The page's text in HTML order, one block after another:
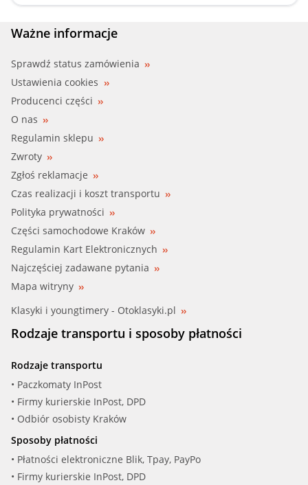
Ważne informacje
Sprawdź status zamówienia
Ustawienia cookies
Producenci części
O nas
Regulamin sklepu
Zwroty
Zgłoś reklamacje
Czas realizacji i koszt transportu
Polityka prywatności
Części samochodowe Kraków
Regulamin Kart Elektronicznych
Najczęściej zadawane pytania
Mapa witryny
Klasyki i youngtimery - Otoklasyki.pl
Rodzaje transportu i sposoby płatności
Rodzaje transportu
• Paczkomaty InPost
• Firmy kurierskie InPost, DPD
• Odbiór osobisty Kraków
Sposoby płatności
• Płatności elektroniczne Blik, Tpay, PayPo
• Firmy kurierskie InPost, DPD